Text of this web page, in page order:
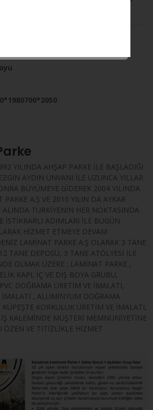
YILINDA AHŞAP PARKE İLE BAŞLADIĞI
AYDIN ÜNVANI İLE UZUNCA YILLAR
BÜYÜMEYE GİDEREK 2004 YILINDA
A.Ş VE 2010 YILIN DA AYKAR
TÜRKİYENİN HER NOKTASINDA
İSTİKRARLI ADIMLARI İLE BUGÜN
HİZMET ETMEYE DEVAM
LAMİNAT PARKE A.Ş OLARAK 3 TANE
TANE DEPOSU, 3 TANE ATÖLYESİ İLE
OLMAK ÜZERE ; LAMİNAT PARKE ,
KAPI, İÇ VE DIŞ BOYA GRUBU,
DOĞRAMA ÜRETİM VE İMALATI,
İMALATI , ALÜMİNYUM DOĞRAMA
KORKULUK ÜRETİM VE İMALATI,
İŞ KALEMİNDE MÜŞTERİ MEMNUNİYETİNE
ÖZEN VE TİTİZLİKLE HİZMET